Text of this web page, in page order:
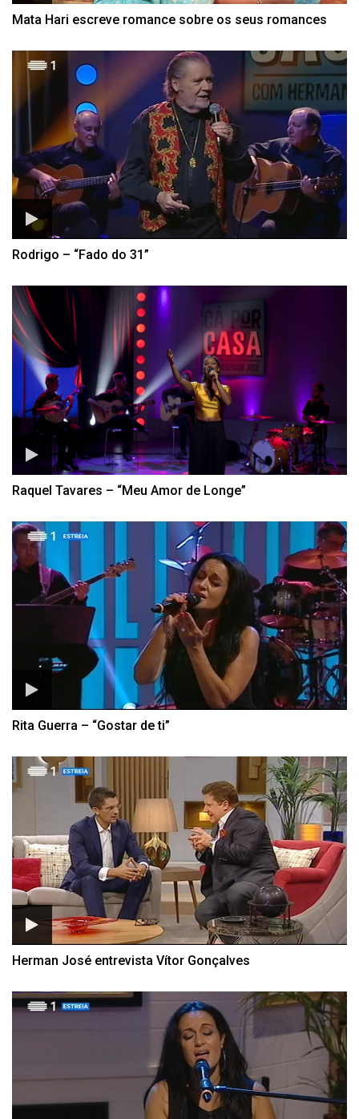
Mata Hari escreve romance sobre os seus romances
Rodrigo – “Fado do 31”
Raquel Tavares – “Meu Amor de Longe”
Rita Guerra – “Gostar de ti”
Herman José entrevista Vítor Gonçalves